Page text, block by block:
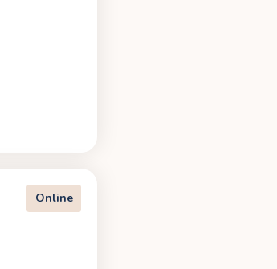
Online